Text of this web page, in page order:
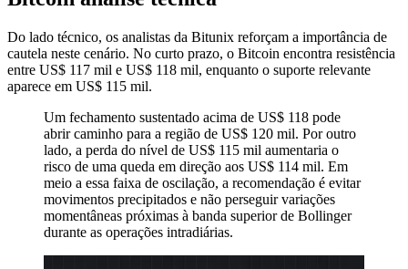
Do lado técnico, os analistas da Bitunix reforçam a importância de
cautela neste cenário. No curto prazo, o Bitcoin encontra resistência
entre US$ 117 mil e US$ 118 mil, enquanto o suporte relevante
aparece em US$ 115 mil.
Um fechamento sustentado acima de US$ 118 pode
abrir caminho para a região de US$ 120 mil. Por outro
lado, a perda do nível de US$ 115 mil aumentaria o
risco de uma queda em direção aos US$ 114 mil. Em
meio a essa faixa de oscilação, a recomendação é evitar
movimentos precipitados e não perseguir variações
momentâneas próximas à banda superior de Bollinger
durante as operações intradiárias.